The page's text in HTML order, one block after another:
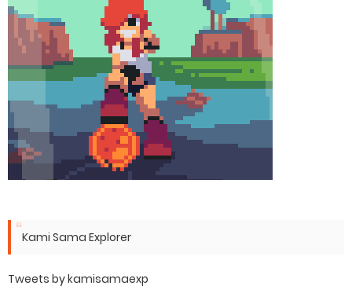
Kami Sama Explorer
Tweets by kamisamaexp